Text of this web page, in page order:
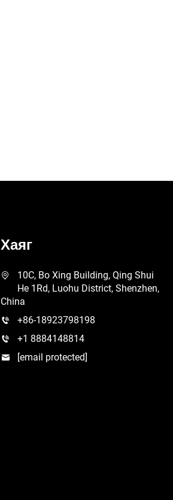
Хаяг
10C, Bo Xing Building, Qing Shui
He 1Rd, Luohu District, Shenzhen,
China
+86-18923798198
+1 8884148814
[email protected]